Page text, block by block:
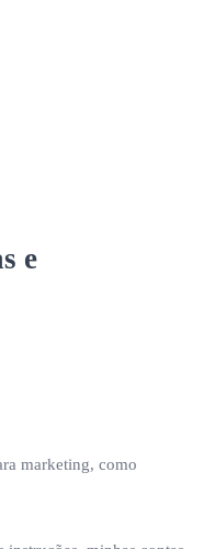
e
marketing, como